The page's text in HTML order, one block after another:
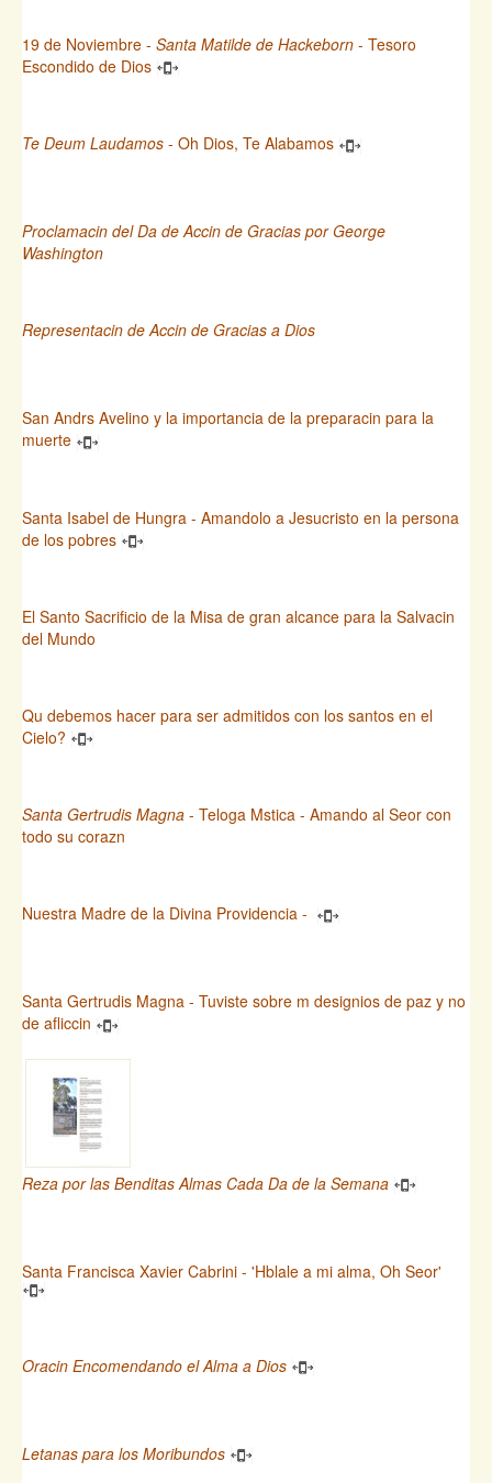
19 de Noviembre - Santa Matilde de Hackeborn - Tesoro
Escondido de Dios
Te Deum Laudamos - Oh Dios, Te Alabamos
Proclamacin del Da de Accin de Gracias por George
Washington
Representacin de Accin de Gracias a Dios
San Andrs Avelino y la importancia de la preparacin para la
muerte
Santa Isabel de Hungra - Amandolo a Jesucristo en la persona
de los pobres
El Santo Sacrificio de la Misa de gran alcance para la Salvacin
del Mundo
Qu debemos hacer para ser admitidos con los santos en el
Cielo?
Santa Gertrudis Magna - Teloga Mstica - Amando al Seor con
todo su corazn
Nuestra Madre de la Divina Providencia -
Santa Gertrudis Magna - Tuviste sobre m designios de paz y no
de afliccin
Reza por las Benditas Almas Cada Da de la Semana
Santa Francisca Xavier Cabrini - 'Hblale a mi alma, Oh Seor'
Oracin Encomendando el Alma a Dios
Letanas para los Moribundos